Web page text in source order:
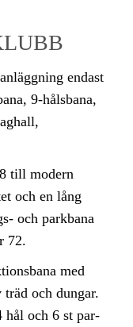
endast
9-hålsbana,
till modern
och en lång
och parkbana
72.
med
och dungar.
hål och 6 st par-